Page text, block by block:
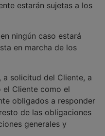
estarán sujetas a los
ningún caso estará
en marcha de los
a solicitud del Cliente, a
Cliente como el
obligados a responder
de las obligaciones
generales y